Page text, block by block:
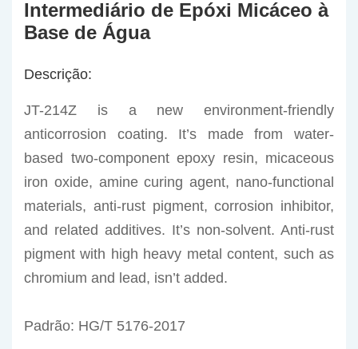
Intermediário de Epóxi Micáceo à
Base de Água
Descrição:
JT-214Z is a new environment-friendly
anticorrosion coating. It’s made from water-
based two-component epoxy resin, micaceous
iron oxide, amine curing agent, nano-functional
materials, anti-rust pigment, corrosion inhibitor,
and related additives. It’s non-solvent. Anti-rust
pigment with high heavy metal content, such as
chromium and lead, isn’t added.
Padrão: HG/T 5176-2017